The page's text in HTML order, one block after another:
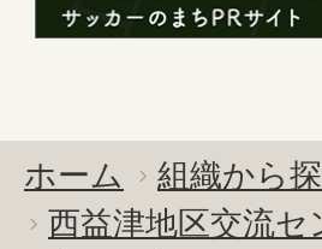
ホーム 組織から
西益津地区交流セ